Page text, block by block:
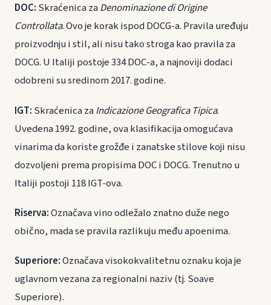
DOC: Skraćenica zaDenominazione di Origine
Controllata. Ovo je korak ispod DOCG-a. Pravila uređuju
proizvodnju i stil, ali nisu tako stroga kao pravila za
DOCG. U Italiji postoje 334 DOC-a, a najnoviji dodaci
odobreni su sredinom 2017. godine.
IGT: Skraćenica zaIndicazione Geografica Tipica.
Uvedena 1992. godine, ova klasifikacija omogućava
vinarima da koriste grožđe i zanatske stilove koji nisu
dozvoljeni prema propisima DOC i DOCG. Trenutno u
Italiji postoji 118 IGT-ova.
Riserva:Označava vino odležalo znatno duže nego
obično, mada se pravila razlikuju među apoenima.
Superiore:Označava visokokvalitetnu oznaku koja je
uglavnom vezana za regionalni naziv (tj. Soave
Superiore).